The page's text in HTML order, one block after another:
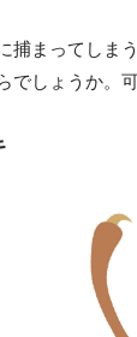
捕まってしま
でしょうか。